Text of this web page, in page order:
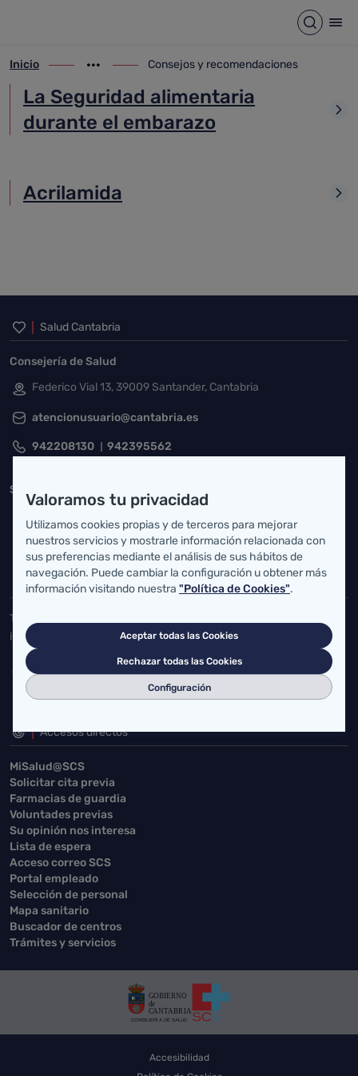
Consejos y recomendaciones
Abrir
ir-a inicio
Inicio
Mostrar opciones del camino de migas
ir-a Consejos y recomendaciones
Consejos y recomendaciones
La Seguridad alimentaria
durante el embarazo
Acrilamida
Inicio del pie de página
Salud Cantabria
Consejería de Salud
Federico Vial 13, 39009 Santander, Cantabria
atencionusuario@cantabria.es
942208130 942395562
Servicio Cántabro de Salud
buzgen.dg@scsalud.es
942202770 942202772
Toda la actualidad de Salud Cantabria en las redes sociales.
¡Síguenos!
Accesos directos
MiSalud@SCS
Solicitar cita previa
Farmacias de guardia
Voluntades previas
Su opinión nos interesa
Lista de espera
Acceso correo SCS
Portal empleado
Selección de personal
Mapa sanitario
Buscador de centros
Trámites y servicios
Accesibilidad
Valoramos tu privacidad
Utilizamos cookies propias y de terceros para mejorar
nuestros servicios y mostrarle información relacionada con
sus preferencias mediante el análisis de sus hábitos de
navegación. Puede cambiar la configuración u obtener más
información visitando nuestra "Política de Cookies".
Aceptar todas las Cookies
Rechazar todas las Cookies
Configuración